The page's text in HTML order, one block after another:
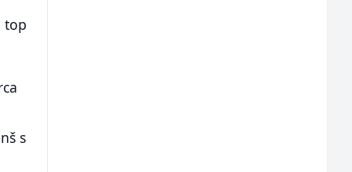
top
s